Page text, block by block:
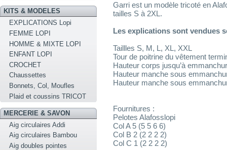
KITS & MODELES
EXPLICATIONS Lopi
FEMME LOPI
HOMME & MIXTE LOPI
ENFANT LOPI
CROCHET
Chaussettes
Bonnets, Col, Moufles
Plaid et coussins TRICOT
MERCERIE & SAVON
Aig circulaires Addi
Aig circulaires Bambou
Aig doubles pointes
Garri est un modèle tricoté en
tailles S à 2XL.
Les explications sont vendues
Taillles S, M, L, XL, XXL
Tour de poitrine du vêtement
Hauteur corps jusqu’à
Hauteur manche sous
Hauteur manche sous
Fournitures :
Pelotes Alafosslopi
Col A 5 (5 5 6 6)
Col B 2 (2 2 2 2)
Col C 1 (2 2 2 2)